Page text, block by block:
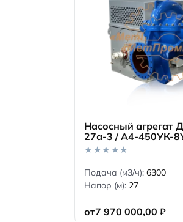
Насосный агрегат
27а-3 / А4-450УК-
от7 970 000,00 ₽
0
o
u
f
Подача (м3/ч): 6300
Напор (м): 27